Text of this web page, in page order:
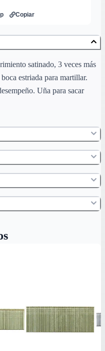
Copiar
satinado, 3 veces más
estriada para martillar.
Uña para sacar